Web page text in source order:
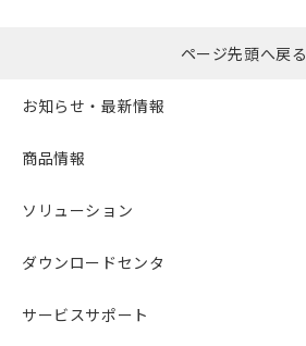
括ダウンロード
ページ先頭へ戻る
お知らせ・最新情報
商品情報
ソリューション
ダウンロードセンタ
サービスサポート